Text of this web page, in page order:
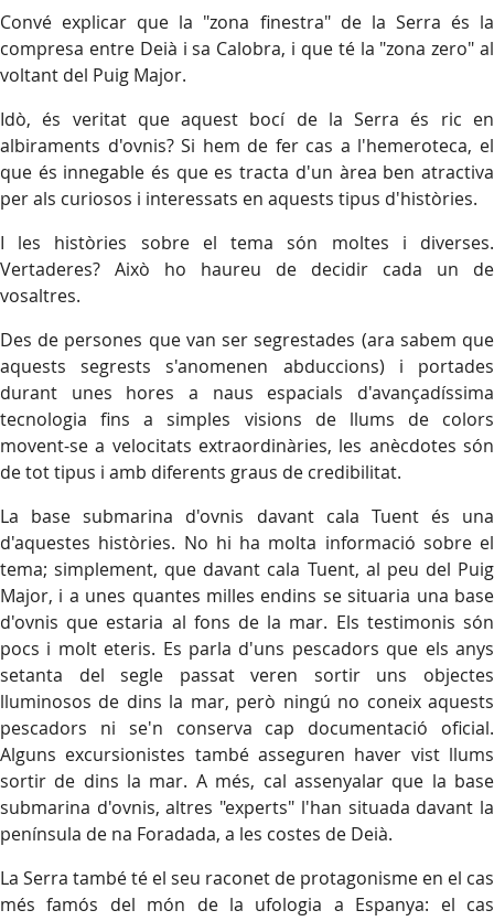
Convé explicar que la "zona finestra" de la Serra és la
compresa entre Deià i sa Calobra, i que té la "zona zero" al
voltant del Puig Major.
Idò, és veritat que aquest bocí de la Serra és ric en
albiraments d'ovnis? Si hem de fer cas a l'hemeroteca, el
que és innegable és que es tracta d'un àrea ben atractiva
per als curiosos i interessats en aquests tipus d'històries.
I les històries sobre el tema són moltes i diverses.
Vertaderes? Això ho haureu de decidir cada un de
vosaltres.
Des de persones que van ser segrestades (ara sabem que
aquests segrests s'anomenen abduccions) i portades
durant unes hores a naus espacials d'avançadíssima
tecnologia fins a simples visions de llums de colors
movent-se a velocitats extraordinàries, les anècdotes són
de tot tipus i amb diferents graus de credibilitat.
La base submarina d'ovnis davant cala Tuent és una
d'aquestes històries. No hi ha molta informació sobre el
tema; simplement, que davant cala Tuent, al peu del Puig
Major, i a unes quantes milles endins se situaria una base
d'ovnis que estaria al fons de la mar. Els testimonis són
pocs i molt eteris. Es parla d'uns pescadors que els anys
setanta del segle passat veren sortir uns objectes
lluminosos de dins la mar, però ningú no coneix aquests
pescadors ni se'n conserva cap documentació oficial.
Alguns excursionistes també asseguren haver vist llums
sortir de dins la mar. A més, cal assenyalar que la base
submarina d'ovnis, altres "experts" l'han situada davant la
península de na Foradada, a les costes de Deià.
La Serra també té el seu raconet de protagonisme en el cas
més famós del món de la ufologia a Espanya: el cas